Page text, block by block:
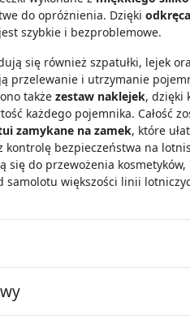
do opróżnienia. Dzięki
szybkie i bezproblemowe.
się również szpatułki, lejek
przelewanie i utrzymanie
takżezestaw naklejek, dzięki
każdego pojemnika. Całość
zamykane na zamek, które
kontrolę bezpieczeństwa na
się do przewożenia
samolotu większości linii